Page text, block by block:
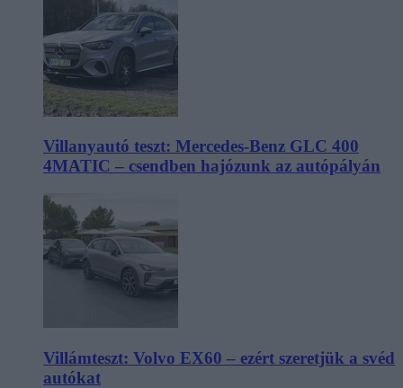
Villanyautó teszt: Mercedes-Benz GLC 400
4MATIC – csendben hajózunk az autópályán
Villámteszt: Volvo EX60 – ezért szeretjük a svéd
autókat